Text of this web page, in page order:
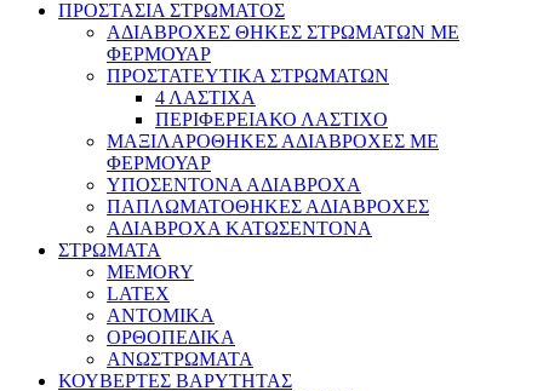
ΠΡΟΣΤΑΣΙΑ ΣΤΡΩΜΑΤΟΣ
ΑΔΙΑΒΡΟΧΕΣ ΘΗΚΕΣ ΣΤΡΩΜΑΤΩΝ ΜΕ
ΦΕΡΜΟΥΑΡ
ΠΡΟΣΤΑΤΕΥΤΙΚΑ ΣΤΡΩΜΑΤΩΝ
4 ΛΑΣΤΙΧΑ
ΠΕΡΙΦΕΡΕΙΑΚΟ ΛΑΣΤΙΧΟ
ΜΑΞΙΛΑΡΟΘΗΚΕΣ ΑΔΙΑΒΡΟΧΕΣ ΜΕ
ΦΕΡΜΟΥΑΡ
ΥΠΟΣΕΝΤΟΝΑ ΑΔΙΑΒΡΟΧΑ
ΠΑΠΛΩΜΑΤΟΘΗΚΕΣ ΑΔΙΑΒΡΟΧΕΣ
ΑΔΙΑΒΡΟΧΑ ΚΑΤΩΣΕΝΤΟΝΑ
ΣΤΡΩΜΑΤΑ
MEMORY
LATEX
ΑΝΤΟΜΙΚΑ
ΟΡΘΟΠΕΔΙΚΑ
ΑΝΩΣΤΡΩΜΑΤΑ
ΚΟΥΒΕΡΤΕΣ ΒΑΡΥΤΗΤΑΣ